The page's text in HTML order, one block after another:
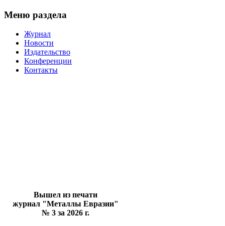
Меню раздела
Журнал
Новости
Издательство
Конференции
Контакты
Вышел из печати
журнал "Металлы Евразии"
№ 3 за 2026 г.